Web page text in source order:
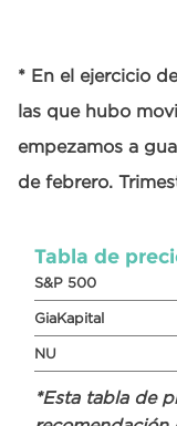
* En el ejercicio
las que hubo
empezamos a
de febrero.
Tabla de
S&P 500
GiaKapital
NU
*Esta tabla de